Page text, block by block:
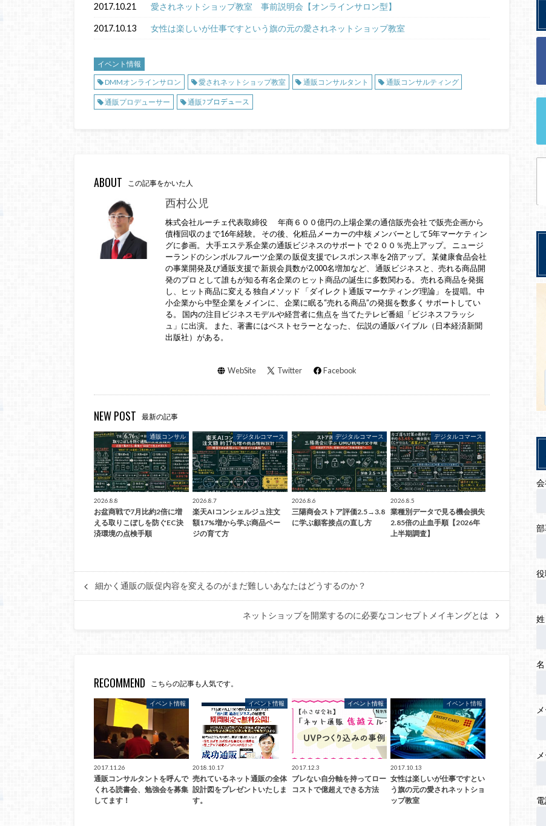
2017.10.21 愛されネットショップ教室 事前説明会【オンラインサロン型】
2017.10.13 女性は楽しいが仕事ですという旗の元の愛されネットショップ教室
イベント情報
DMMオンラインサロン
愛されネットショップ教室 通販コンサルタント 通販コンサルティング
通販プロデューサー 通販ﾌプロデュース
ABOUT この記事をかいた人
西村公児
株式会社ルーチェ代表取締役 年商６００億円の上場企業の通信販売会社 で販売企画から
債権回収のまで16年経験。 その後、化粧品メーカーの中核 メンバーとして5年マーケティン
グに参画。 大手エステ系企業の通販ビジネスのサポート で２００％売上アップ。 ニュージ
ーランドのシンボルフルーツ企業の 販促支援でレスポンス率を2倍アップ。 某健康食品会社
の事業開発及び通販支援で 新規会員数が2,000名増加など、 通販ビジネスと、売れる商品開
発のプロ として誰もが知る有名企業の ヒット商品の誕生に多数関わる。 売れる商品を発掘
し、ヒット商品に変える 独自メソッド 「ダイレクト通販マーケティング理論」 を提唱。 中
小企業から中堅企業をメインに、 企業に眠る“売れる商品”の発掘を数多く サポートしてい
る。 国内の注目ビジネスモデルや経営者に焦点を 当てたテレビ番組「ビジネスフラッシ
ュ」に出演。 また、著書にはベストセラーとなった、 伝説の通販バイブル（日本経済新聞
出版社）がある。
WebSite Twitter Facebook
NEW POST 最新の記事
通販コンサル
2026.8.8
お盆商戦で7月比約2倍に増
える取りこぼしを防ぐEC決
済環境の点検手順
デジタルコマース
2026.8.7
楽天AIコンシェルジュ注文
額17%増から学ぶ商品ペー
ジの育て方
デジタルコマース
2026.8.6
三陽商会ストア評価2.5→3.8
に学ぶ顧客接点の直し方
デジタルコマース
2026.8.5
業種別データで見る機会損失
2.85倍の止血手順【2026年
上半期調査】
細かく通販の販促内容を変えるのがまだ難しいあなたはどうするのか？
ネットショップを開業するのに必要なコンセプトメイキングとは
RECOMMEND こちらの記事も人気です。
イベント情報
2017.11.26
通販コンサルタントを呼んで
くれる読書会、勉強会を募集
してます！
イベント情報
2018.10.17
売れているネット通販の全体
設計図をプレゼントいたしま
す。
イベント情報
2017.12.3
ブレない自分軸を持ってロー
コストで億超えできる方法
イベント情報
2017.10.13
女性は楽しいが仕事ですとい
う旗の元の愛されネットショ
ップ教室
姓
名